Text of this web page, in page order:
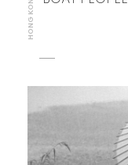
HONG KONG